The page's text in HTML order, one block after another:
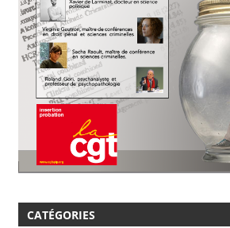
CATÉGORIES